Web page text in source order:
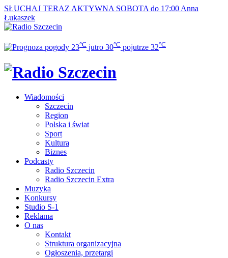
SŁUCHAJ TERAZ AKTYWNA SOBOTA do 17:00 Anna
Łukaszek
23°C jutro 30°C pojutrze 32°C
Wiadomości
Szczecin
Region
Polska i świat
Sport
Kultura
Biznes
Podcasty
Radio Szczecin
Radio Szczecin Extra
Muzyka
Konkursy
Studio S-1
Reklama
O nas
Kontakt
Struktura organizacyjna
Ogłoszenia, przetargi